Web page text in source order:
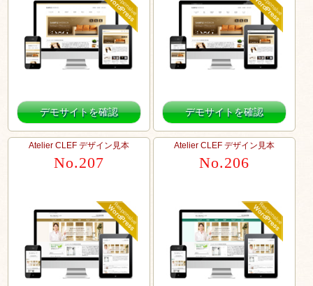
デモサイトを確認 デモサイトを確認
Atelier CLEF デザイン見本
No.207
Atelier CLEF デザイン見本
No.206